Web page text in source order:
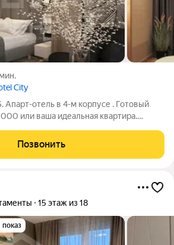
City
Апарт-отель в 4-м корпусе . Готовый
или ваша идеальная квартира.
просто квартира, а полностью готовый
Позвонить
15 этаж из 18